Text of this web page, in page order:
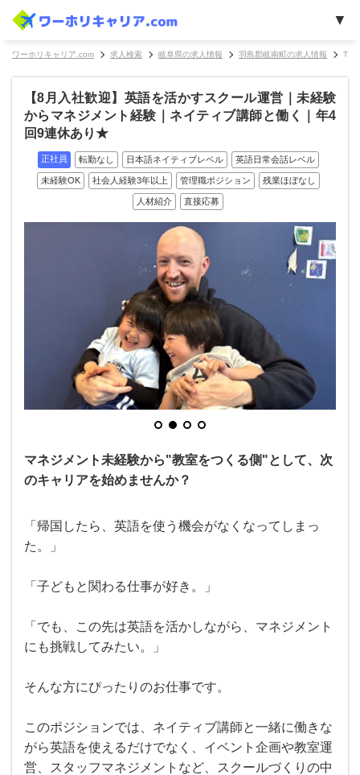
ワーホリキャリア.com 求人検索 岐阜県の求人情報 羽島郡岐南町の求人情報 The
【8月入社歓迎】英語を活かすスクール運営｜未経験
からマネジメント経験｜ネイティブ講師と働く｜年4
回9連休あり★
正社員 転勤なし 日本語ネイティブレベル 英語日常会話レベル
未経験OK 社会人経験3年以上 管理職ポジション 残業ほぼなし
人材紹介 直接応募
マネジメント未経験から"教室をつくる側"として、次
のキャリアを始めませんか？
「帰国したら、英語を使う機会がなくなってしまっ
た。」
「子どもと関わる仕事が好き。」
「でも、この先は英語を活かしながら、マネジメント
にも挑戦してみたい。」
そんな方にぴったりのお仕事です。
このポジションでは、ネイティブ講師と一緒に働きな
がら英語を使えるだけでなく、イベント企画や教室運
営、スタッフマネジメントなど、スクールづくりの中